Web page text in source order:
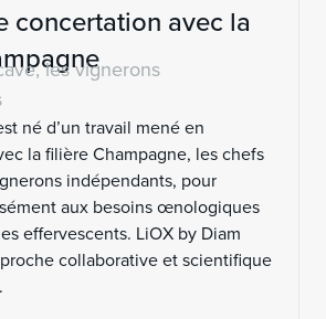
concertation avec la
les vignerons
né d’un travail mené en
la filière Champagne, leschefs
indépendants, pour
aux besoins œnologiques
effervescents. LiOX by Diam
collaborative et scientifique